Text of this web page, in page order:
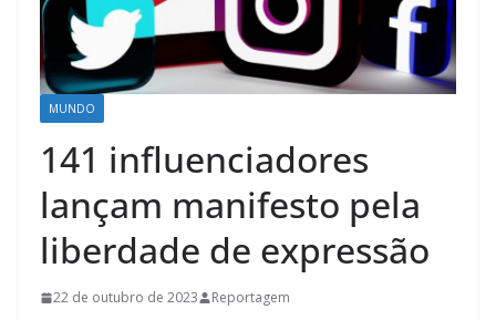
MUNDO
141 influenciadores
lançam manifesto pela
liberdade de expressão
22 de outubro de 2023 Reportagem